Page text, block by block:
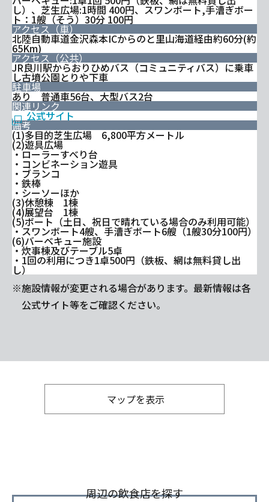
し）、芝生広場:1時間 400円、スワンボート,手漕ぎボー
ト：1艘（そう）30分 100円
アクセス（車）
北陸自動車道金沢森本ICからのと里山海道経由約60分(約
65Km)
アクセス（公共）
JR良川駅からおりひめバス（コミュニティバス）に乗車
し古墳公園とりや下車
駐車場
あり 普通車56台、大型バス2台
関連リンク
公式サイト
備考
(1)多目的芝生広場 6,800平方メートル
(2)遊具広場
・ローラーすべり台
・コンビネーション遊具
・ブランコ
・鉄棒
・シーソーほか
(3)休憩棟 1棟
(4)展望台 1棟
(5)ボート（土日、祝日で晴れている場合のみ利用可能）
・スワンボート4艘、手漕ぎボート6艘（1艘30分100円）
(6)バーベキュー施設
・炊事棟及びテーブル5卓
・1回の利用につき1卓500円（鉄板、網は無料貸し出
し）
※施設情報が変更される場合があります。最新情報は各
公式サイト等をご確認ください。
マップを表示
周辺の飲食店を探す